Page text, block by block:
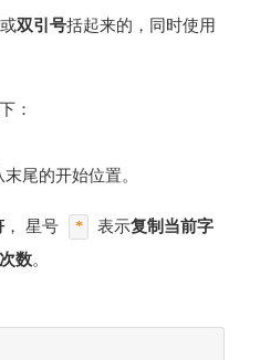
或双引号括起来的，同时使用
：
末尾的开始位置。
， 星号 * 表示复制当前字
数。